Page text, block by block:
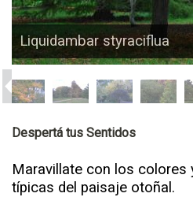
Liquidambar styraciflua
Despertá tus Sentidos
Maravillate con los colores
típicas del paisaje otoñal.